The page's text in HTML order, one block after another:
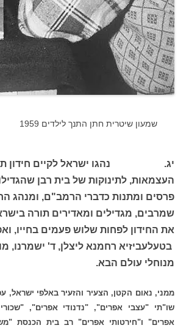
שמעון שיטרית חתן התנך לילדים 1959
יג. נהגו ישראל לקיים חידון
העצמאות, לתינוקות של בית רבן
פרסים ומתנות כדברי הרמב"ם, ומנהג
שמרבים, מגדילים ומאדירים תורה
את החידון לפחות שלוש פעמים בחייו,
בטעלעביזיא רחמנא ליצלן, ד' ישמרנו,
מנוחלי עולם הבא.
ממני, נאום הקטן, הצעיר והזעיר באלפי ישראל,
שו"תי "עצבי אפרים", "נדנודי אפרים",
אפרים" ו"חירטותי אפרים" רב בית הכנסת